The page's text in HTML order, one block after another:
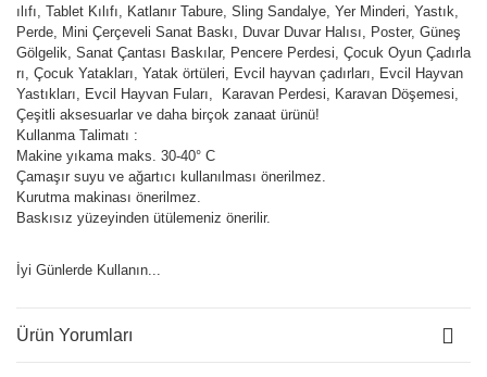
ılıfı, Tablet Kılıfı, Katlanır Tabure, Sling Sandalye, Yer Minderi, Yastık,
Perde, Mini Çerçeveli Sanat Baskı, Duvar Duvar Halısı, Poster, Güneş
Gölgelik, Sanat Çantası Baskılar, Pencere Perdesi, Çocuk Oyun Çadırla
rı, Çocuk Yatakları, Yatak örtüleri, Evcil hayvan çadırları, Evcil Hayvan
Yastıkları, Evcil Hayvan Fuları, Karavan Perdesi, Karavan Döşemesi,
Çeşitli aksesuarlar ve daha birçok zanaat ürünü!
Kullanma Talimatı :
Makine yıkama maks. 30-40° C
Çamaşır suyu ve ağartıcı kullanılması önerilmez.
Kurutma makinası önerilmez.
Baskısız yüzeyinden ütülemeniz önerilir.
İyi Günlerde Kullanın...
Ürün Yorumları